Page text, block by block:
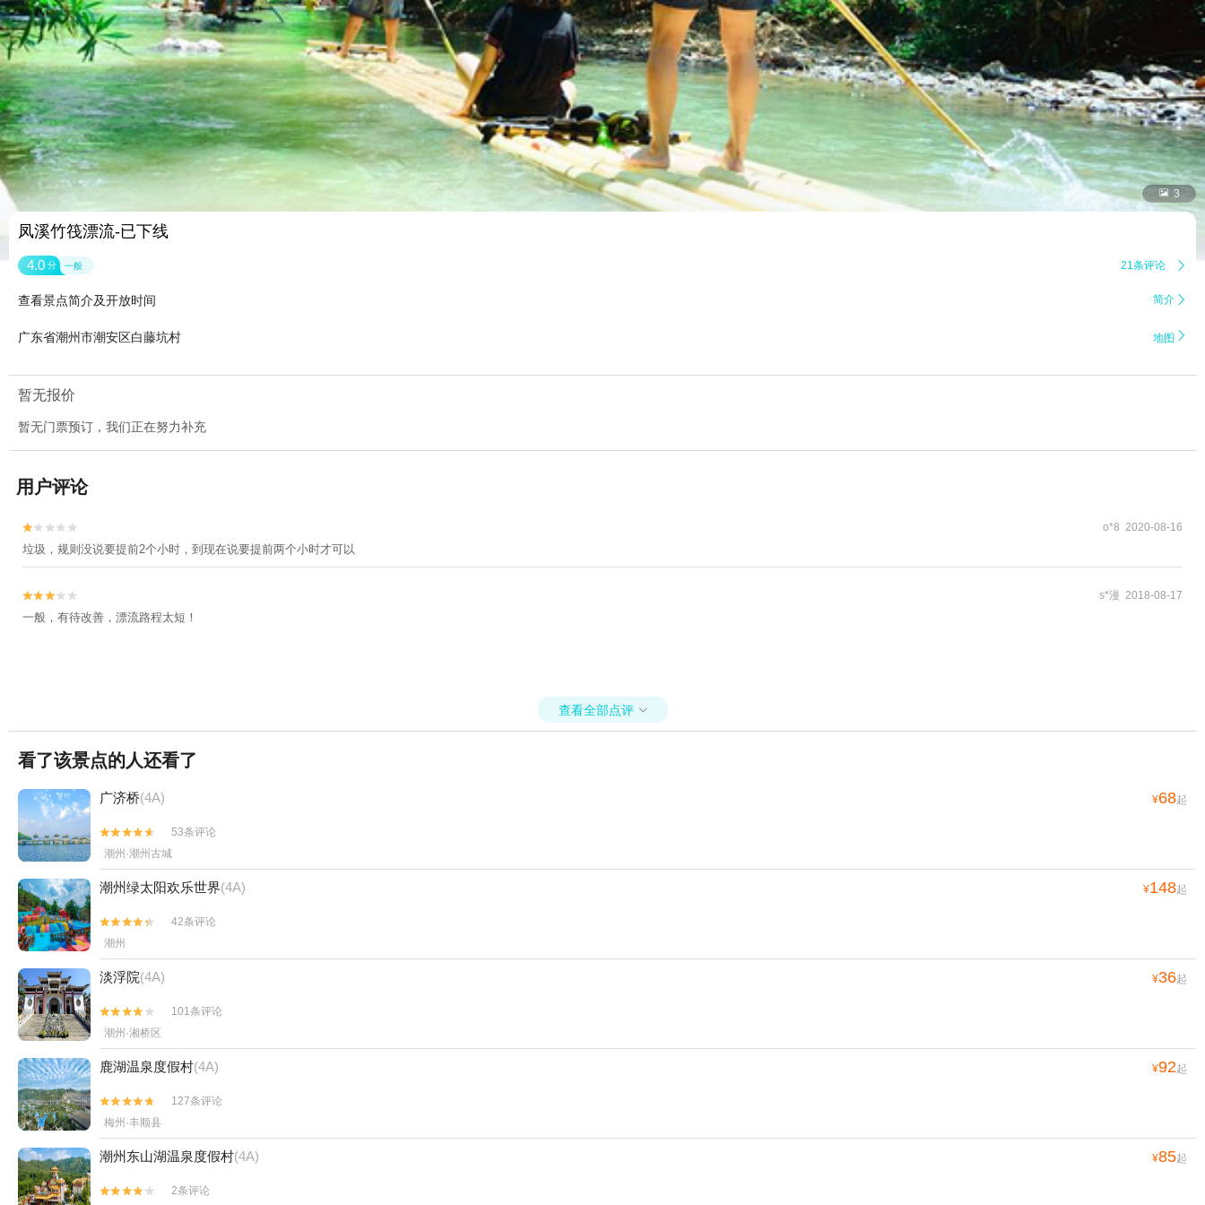
 3
凤溪竹筏漂流-已下线
4.0 分 一般 21条评论 
查看景点简介及开放时间 简介 
广东省潮州市潮安区白藤坑村 地图 
暂无报价
暂无门票预订，我们正在努力补充
用户评论

 o*8 2020-08-16
垃圾，规则没说要提前2个小时，到现在说要提前两个小时才可以

 s*漫 2018-08-17
一般，有待改善，漂流路程太短！
查看全部点评 
看了该景点的人还看了
广济桥(4A) ¥68起


53条评论
潮州·潮州古城
潮州绿太阳欢乐世界(4A) ¥148起


42条评论
潮州
淡浮院(4A) ¥36起


101条评论
潮州·湘桥区
鹿湖温泉度假村(4A) ¥92起


127条评论
梅州·丰顺县
潮州东山湖温泉度假村(4A) ¥85起

 2条评论